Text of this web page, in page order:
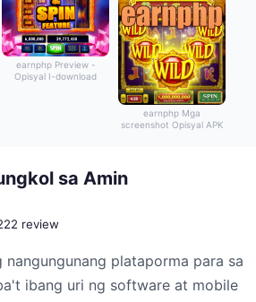
earnphp Preview -
Opisyal I-download
earnphp Mga
screenshot Opisyal APK
sa Amin
review
nangungunang plataporma para sa
ibang uri ng software at mobile